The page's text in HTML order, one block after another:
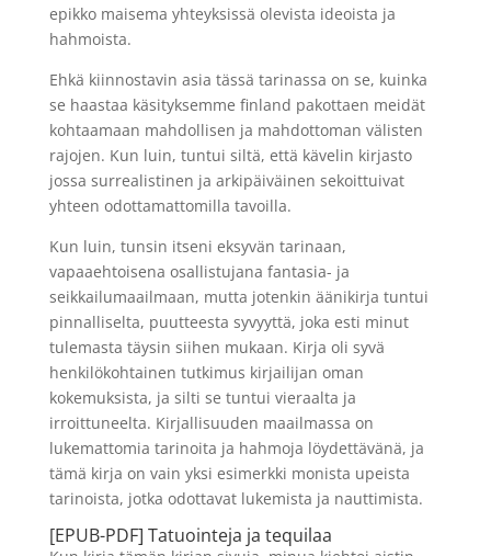
epikko maisema yhteyksissä olevista ideoista ja
hahmoista.
Ehkä kiinnostavin asia tässä tarinassa on se, kuinka
se haastaa käsityksemme finland pakottaen meidät
kohtaamaan mahdollisen ja mahdottoman välisten
rajojen. Kun luin, tuntui siltä, että kävelin kirjasto
jossa surrealistinen ja arkipäiväinen sekoittuivat
yhteen odottamattomilla tavoilla.
Kun luin, tunsin itseni eksyvän tarinaan,
vapaaehtoisena osallistujana fantasia- ja
seikkailumaailmaan, mutta jotenkin äänikirja tuntui
pinnalliselta, puutteesta syvyyttä, joka esti minut
tulemasta täysin siihen mukaan. Kirja oli syvä
henkilökohtainen tutkimus kirjailijan oman
kokemuksista, ja silti se tuntui vieraalta ja
irroittuneelta. Kirjallisuuden maailmassa on
lukemattomia tarinoita ja hahmoja löydettävänä, ja
tämä kirja on vain yksi esimerkki monista upeista
tarinoista, jotka odottavat lukemista ja nauttimista.
[EPUB-PDF] Tatuointeja ja tequilaa